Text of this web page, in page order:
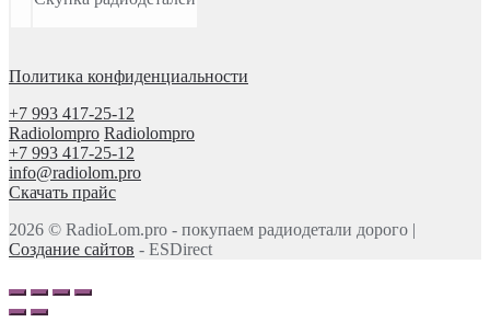
Политика конфиденциальности
+7 993 417-25-12
Radiolompro Radiolompro
+7 993 417-25-12
info@radiolom.pro
Скачать прайс
2026 © RadioLom.pro - покупаем радиодетали дорого |
Создание сайтов - ESDirect